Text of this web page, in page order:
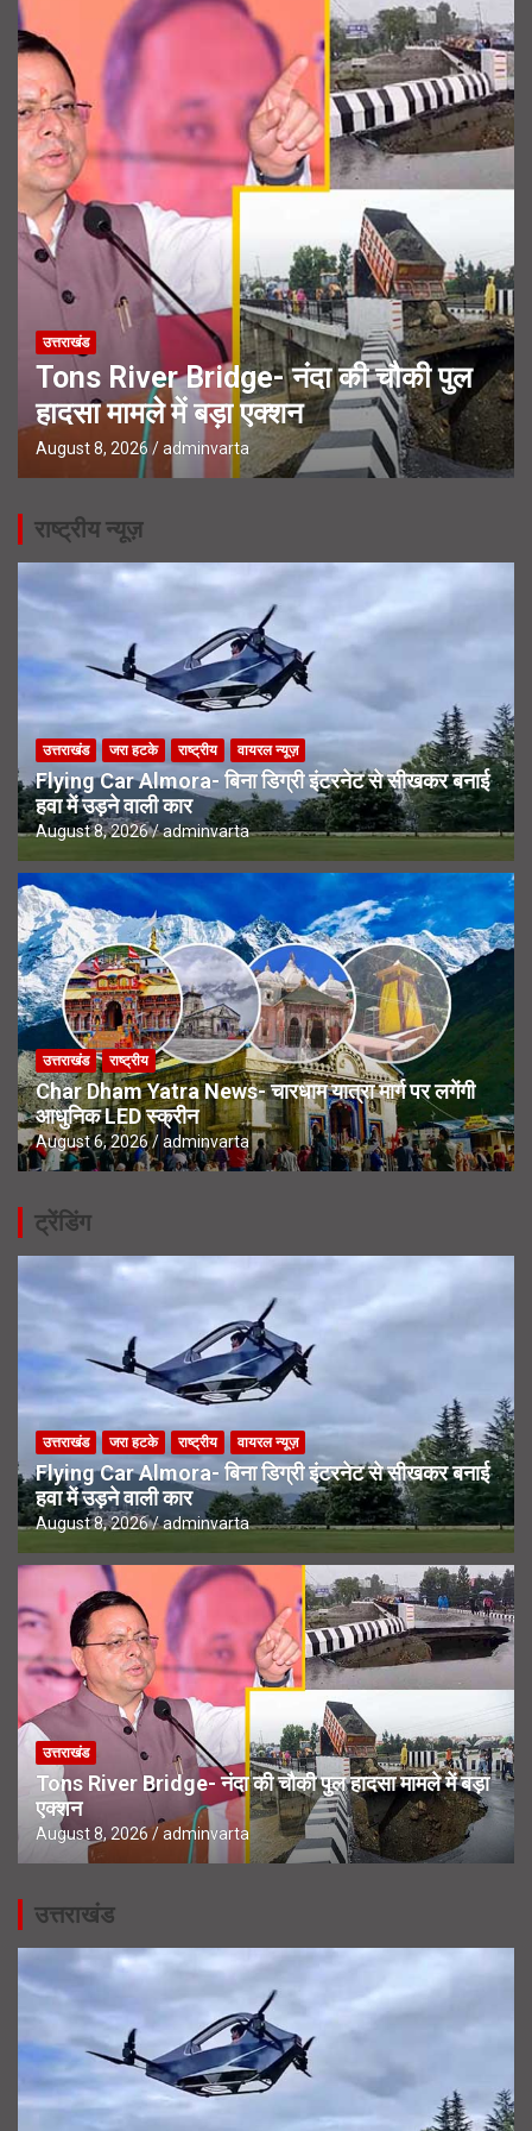
उत्तराखंड
Tons River Bridge- नंदा की चौकी पुल
हादसा मामले में बड़ा एक्शन
August 8, 2026 adminvarta
राष्ट्रीय न्यूज़
उत्तराखंड जरा हटके राष्ट्रीय वायरल न्यूज़
Flying Car Almora- बिना डिग्री इंटरनेट से सीखकर बनाई
हवा में उड़ने वाली कार
August 8, 2026 adminvarta
उत्तराखंड राष्ट्रीय
Char Dham Yatra News- चारधाम यात्रा मार्ग पर लगेंगी
आधुनिक LED स्क्रीन
August 6, 2026 adminvarta
ट्रेंडिंग
उत्तराखंड जरा हटके राष्ट्रीय वायरल न्यूज़
Flying Car Almora- बिना डिग्री इंटरनेट से सीखकर बनाई
हवा में उड़ने वाली कार
August 8, 2026 adminvarta
उत्तराखंड
Tons River Bridge- नंदा की चौकी पुल हादसा मामले में बड़ा
एक्शन
August 8, 2026 adminvarta
उत्तराखंड